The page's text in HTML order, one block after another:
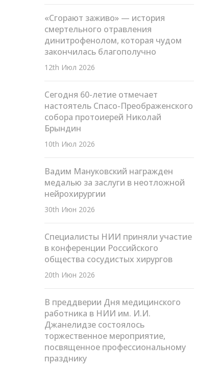
«Сгорают заживо» — история
смертельного отравления
динитрофенолом, которая чудом
закончилась благополучно
12th Июл 2026
Сегодня 60-летие отмечает
настоятель Спасо-Преображенского
собора протоиерей Николай
Брындин
10th Июл 2026
Вадим Мануковский награжден
медалью за заслуги в неотложной
нейрохирургии
30th Июн 2026
Специалисты НИИ приняли участие
в конференции Российского
общества сосудистых хирургов
20th Июн 2026
В преддверии Дня медицинского
работника в НИИ им. И.И.
Джанелидзе состоялось
торжественное мероприятие,
посвященное профессиональному
празднику